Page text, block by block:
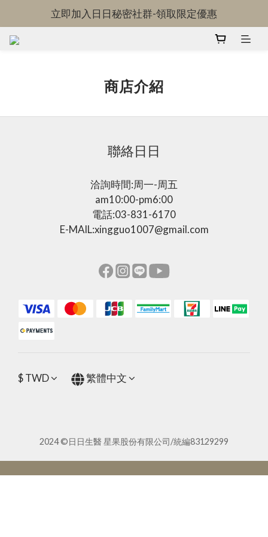
OKDRINK-全館免運中!
立即加入日日秘密社群-領取限定優惠
商店介紹
聯絡日日
洽詢時間:周一-周五
am10:00-pm6:00
電話:03-831-6170
E-MAIL:xingguo1007@gmail.com
$TWD 繁體中文
2024 ©日日生醫 星果股份有限公司/統編83129299